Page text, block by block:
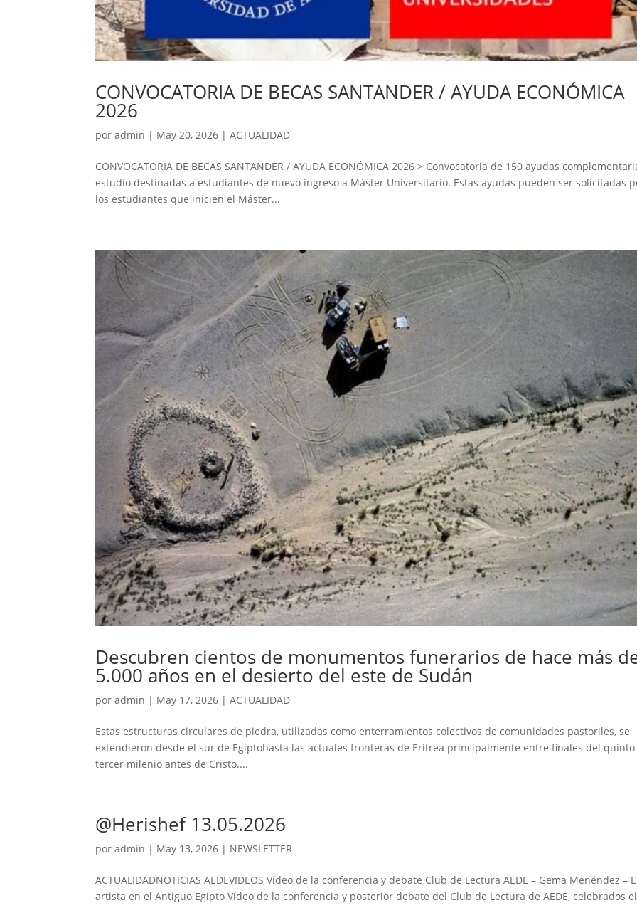
CONVOCATORIA DE BECAS SANTANDER / AYUDA ECONÓMICA
2026
poradmin | May 20, 2026 |ACTUALIDAD
CONVOCATORIA DE BECAS SANTANDER / AYUDA ECONÓMICA 2026 > Convocatoria de 150 ayudas
estudio destinadas a estudiantes de nuevo ingreso a Máster Universitario. Estas ayudas pueden ser solicitadas
los estudiantes que inicien el Máster...
Descubren cientos de monumentos funerarios de hace más
5.000 años en el desierto del este de Sudán
poradmin | May 17, 2026 |ACTUALIDAD
Estas estructuras circulares de piedra, utilizadas como enterramientos colectivos de comunidades pastoriles, se
extendieron desde el sur de Egiptohasta las actuales fronteras de Eritrea principalmente entre finales del quinto
tercer milenio antes de Cristo....
@Herishef 13.05.2026
poradmin | May 13, 2026 | NEWSLETTER
ACTUALIDADNOTICIAS AEDEVIDEOS Video de la conferencia y debate Club de Lectura AEDE – Gema Menéndez –
artista en el Antiguo Egipto Vídeo de la conferencia y posterior debate del Club de Lectura de AEDE, celebrados el